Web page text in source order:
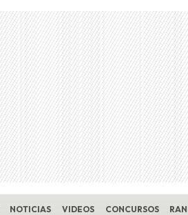
NOTICIAS VIDEOS CONCURSOS